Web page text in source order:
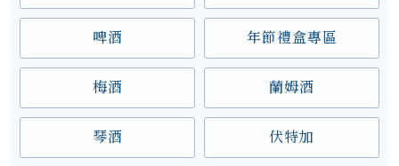
啤酒 年節禮盒專區
梅酒 蘭姆酒
琴酒 伏特加